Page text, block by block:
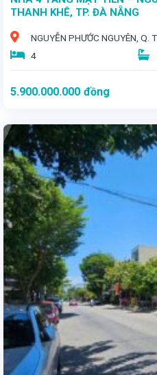
THANH KHÊ, TP. ĐÀ NẴNG
NGUYỄN PHƯỚC NGUYÊN, Q.
4
5.900.000.000 đồng